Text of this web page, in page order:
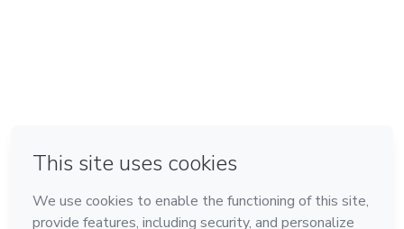
Hecho con❤ en Ciudad de México